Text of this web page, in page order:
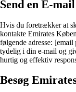
Send en E-
Hvis du foretrækker at
kontakte Emirates
følgende adresse:
tydelig i din e-mail og
hurtig og effektiv
Besøg